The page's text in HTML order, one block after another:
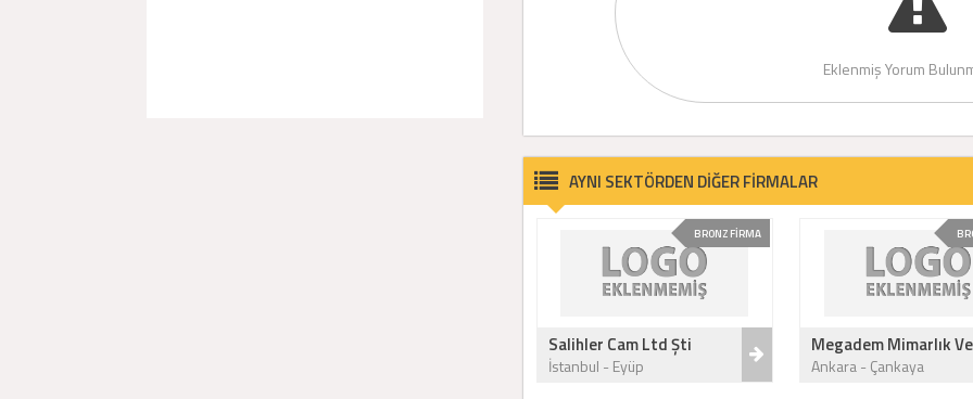
Eklenmiş Yorum
AYNI SEKTÖRDEN DİĞER FİRMALAR
BRONZ FİRMA
Salihler Cam Ltd Şti
İstanbul - Eyüp
Megadem Mimarlık
Ankara - Çankaya